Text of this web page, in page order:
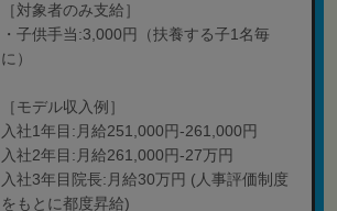
［対象者のみ支給］
・子供手当:3,000円（扶養する子1名毎
に）
［モデル収入例］
入社1年目:月給251,000円-261,000円
入社2年目:月給261,000円-27万円
入社3年目院長:月給30万円 (人事評価制度
をもとに都度昇給)